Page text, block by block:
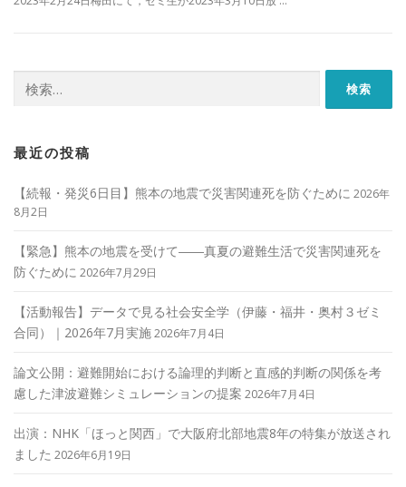
索:
最近の投稿
【続報・発災6日目】熊本の地震で災害関連死を防ぐために 2026年
8月2日
【緊急】熊本の地震を受けて――真夏の避難生活で災害関連死を
防ぐために 2026年7月29日
【活動報告】データで見る社会安全学（伊藤・福井・奥村３ゼミ
合同）｜2026年7月実施2026年7月4日
論文公開：避難開始における論理的判断と直感的判断の関係を考
慮した津波避難シミュレーションの提案 2026年7月4日
出演：NHK「ほっと関西」で大阪府北部地震8年の特集が放送され
ました 2026年6月19日